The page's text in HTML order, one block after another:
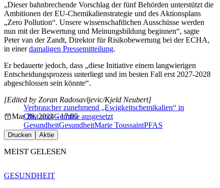
„Dieser bahnbrechende Vorschlag der fünf Behörden unterstützt die
Ambitionen der EU-Chemikalienstrategie und des Aktionsplans
„Zero Pollution“. Unsere wissenschaftlichen Ausschüsse werden
nun mit der Bewertung und Meinungsbildung beginnen“, sagte
Peter van der Zandt, Direktor für Risikobewertung bei der ECHA,
in einerdamaligen Pressemitteilung.
Er bedauerte jedoch, dass „diese Initiative einem langwierigen
Entscheidungsprozess unterliegt und im besten Fall erst 2027-2028
abgeschlossen sein könnte“.
Verbraucher zunehmend „Ewigkeitschemikalien“ in
Obst und Gemüse ausgesetzt
[Edited by Zoran Radosavljevic/Kjeld Neubert]
Mar 28, 2024 - 17:05
GesundheitGesundheitMarie ToussaintPFAS
Drucken Aktie
MEIST GELESEN
GESUNDHEIT